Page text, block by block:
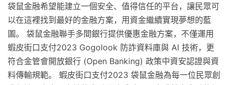
袋鼠金融希望能建立一個安全、值得信任的平台，讓民眾可
以在這裡找到最好的金融方案，用資金繼續實現夢想的藍
圖。 袋鼠金融聯手多間銀行提供優惠金融方案，不僅運用
蝦皮街口支付2023 Gogolook 防詐資料庫與 AI 技術，更
符合金管會開放銀行 (Open Banking) 政策中資安認證與資
料傳輸規範。 蝦皮街口支付2023 袋鼠金融為每一位民眾創